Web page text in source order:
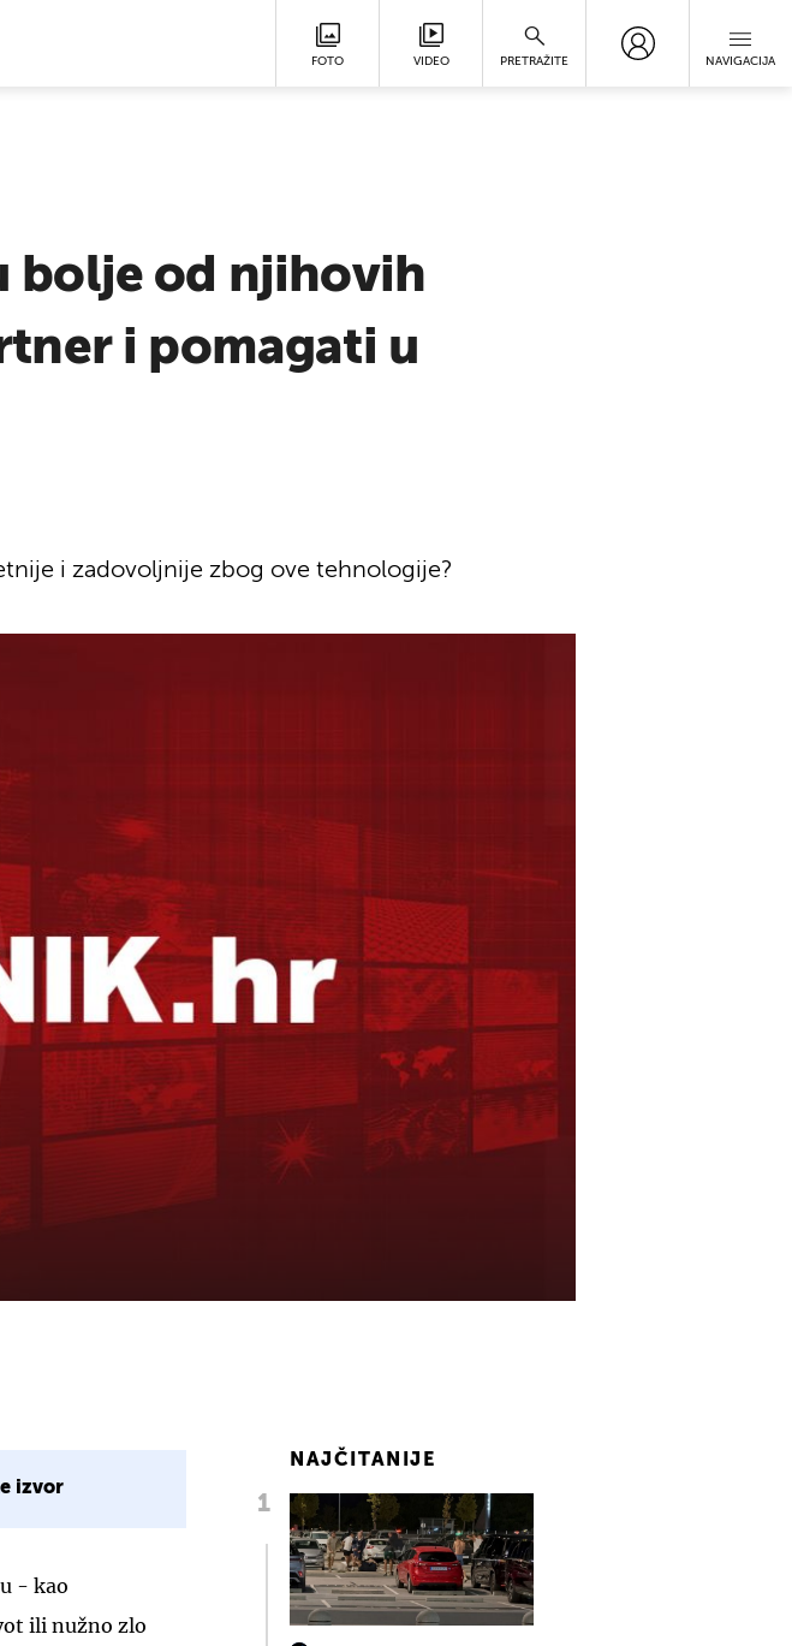
FOTO VIDEO PRETRAŽITE NAVIGACIJA
bolje od njihovih
i pomagati u
i zadovoljnije zbog ove tehnologije?
izvor
- kao
ili nužno zlo
NAJČITANIJE